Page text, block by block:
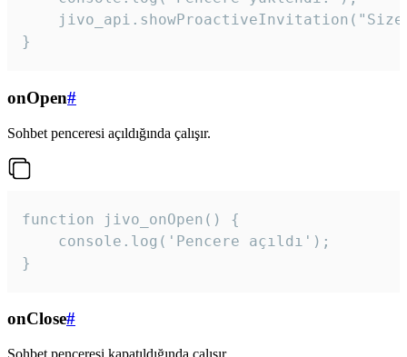
}
onOpen#
Sohbet penceresi açıldığında çalışır.
function jivo_onOpen() {
    console.log('Pencere açıldı');
}
onClose#
Sohbet penceresi kapatıldığında çalışır.